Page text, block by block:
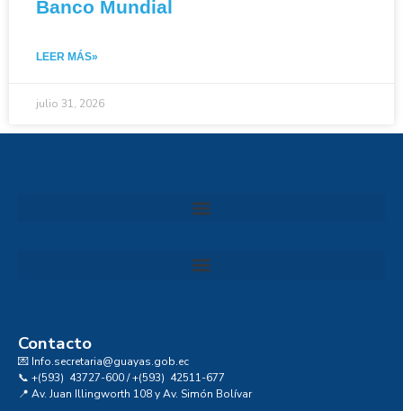
Banco Mundial
LEER MÁS»
julio 31, 2026
Contacto
💌 Info.secretaria@guayas.gob.ec
📞 +(593) 43727-600 / +(593) 42511-677
📍 Av. Juan Illingworth 108 y Av. Simón Bolívar